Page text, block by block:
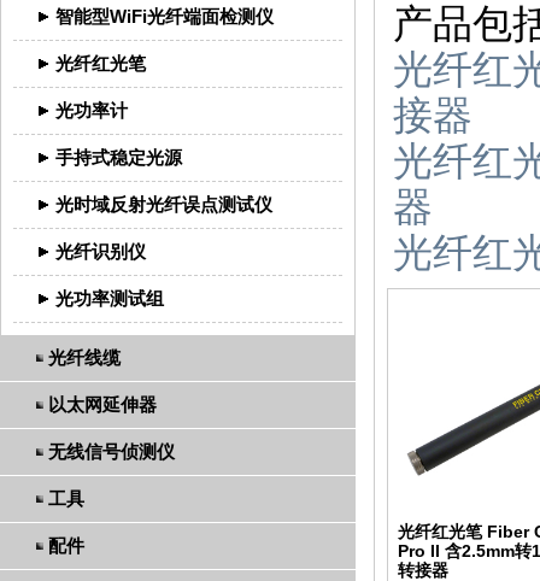
产品包
光纤红
接器
光纤红
器
光纤红
光纤红光笔 Fiber
Pro II 含2.5mm转
转接器
智能型WiFi光纤端面检测仪
光纤红光笔
光功率计
手持式稳定光源
光时域反射光纤误点测试仪
光纤识别仪
光功率测试组
光纤线缆
以太网延伸器
无线信号侦测仪
工具
配件